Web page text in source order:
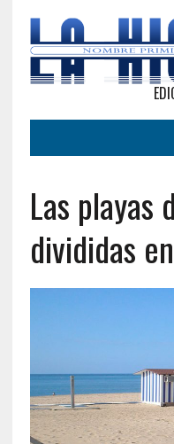
Las playas
divididas